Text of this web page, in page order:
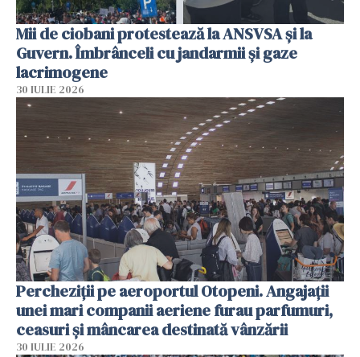
Mii de ciobani protestează la ANSVSA și la
Guvern. Îmbrânceli cu jandarmii și gaze
lacrimogene
30 IULIE 2026
Percheziții pe aeroportul Otopeni. Angajații
unei mari companii aeriene furau parfumuri,
ceasuri și mâncarea destinată vânzării
30 IULIE 2026